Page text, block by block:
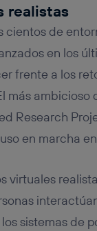
realistas
cientos de
en los
frente a los
más ambicioso
Research
en marcha
virtuales
sistemas de